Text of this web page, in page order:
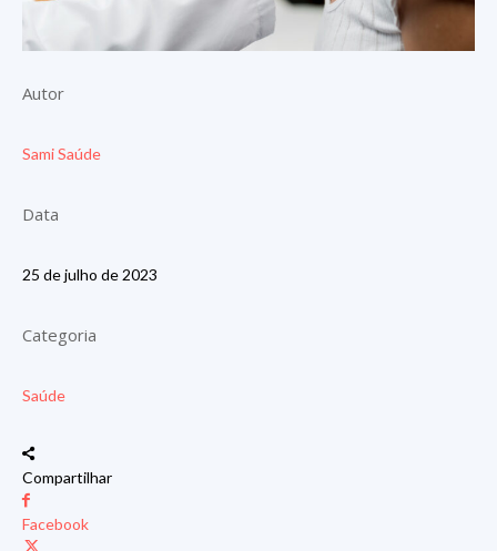
Autor
Sami Saúde
Data
25 de julho de 2023
Categoria
Saúde
Compartilhar
Facebook